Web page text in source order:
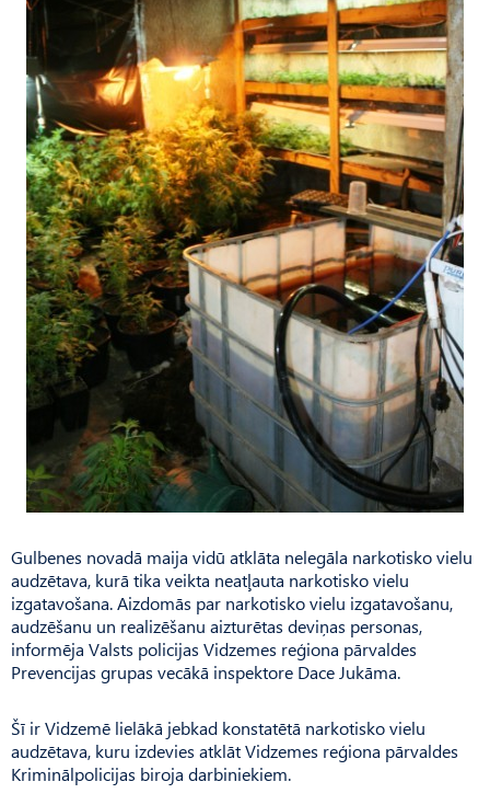
Gulbenes novadā maija vidū atklāta nelegāla narkotisko vielu
audzētava, kurā tika veikta neatļauta narkotisko vielu
izgatavošana. Aizdomās par narkotisko vielu izgatavošanu,
audzēšanu un realizēšanu aizturētas deviņas personas,
informēja Valsts policijas Vidzemes reģiona pārvaldes
Prevencijas grupas vecākā inspektore Dace Jukāma.
Šī ir Vidzemē lielākā jebkad konstatētā narkotisko vielu
audzētava, kuru izdevies atklāt Vidzemes reģiona pārvaldes
Kriminālpolicijas biroja darbiniekiem.